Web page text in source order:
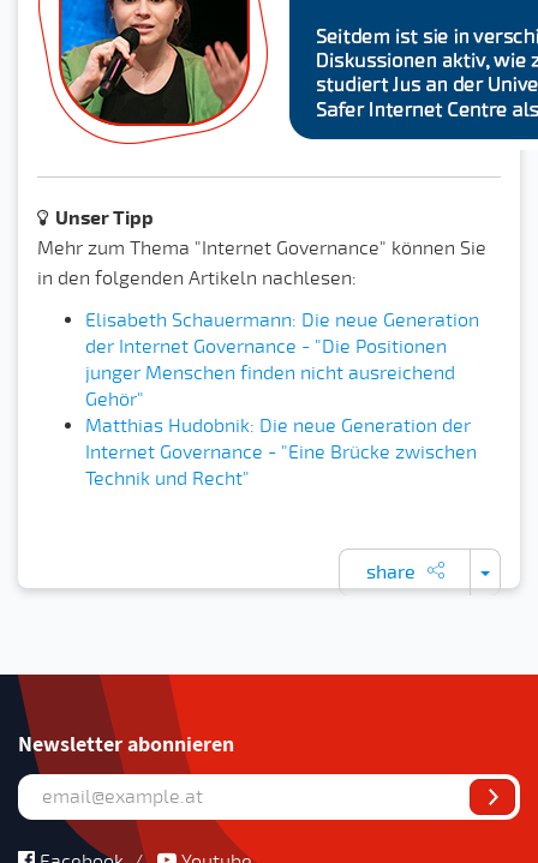
Unser Tipp
Mehr zum Thema "Internet Governance" können Sie
in den folgenden Artikeln nachlesen:
Elisabeth Schauermann: Die neue Generation
der Internet Governance - "Die Positionen
junger Menschen finden nicht ausreichend
Gehör"
Matthias Hudobnik: Die neue Generation der
Internet Governance - "Eine Brücke zwischen
Technik und Recht"
share
Newsletter abonnieren